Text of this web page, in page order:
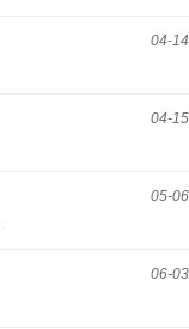
04-14
04-15
05-06
06-03